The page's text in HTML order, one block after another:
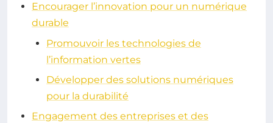
Encourager l’innovation pour un numérique
durable
Promouvoir les technologies de
l’information vertes
Développer des solutions numériques
pour la durabilité
Engagement des entreprises et des